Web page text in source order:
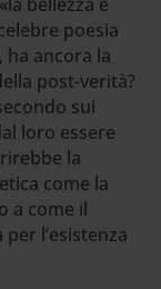
poesia
ha ancora la
post-verità?
sui
loro essere
la
come la
a come il
l’esistenza